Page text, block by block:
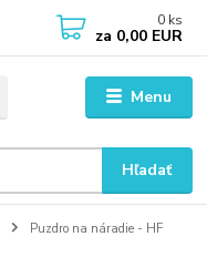
Menu
Hľadať
0 ks
za 0,00 EUR
Puzdro na náradie - HF